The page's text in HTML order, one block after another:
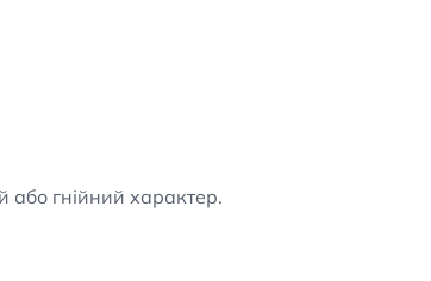
гнійний характер.